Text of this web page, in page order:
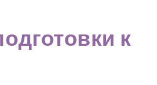
к